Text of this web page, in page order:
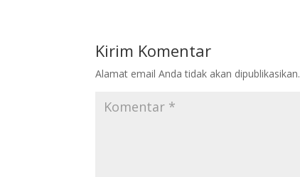
Kirim Komentar
Alamat email Anda tidak akan dipublikasikan.